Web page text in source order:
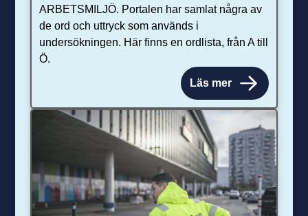
ARBETSMILJÖ. Portalen har samlat några av
de ord och uttryck som används i
undersökningen. Här finns en ordlista, från A till
Ö.
Läs mer